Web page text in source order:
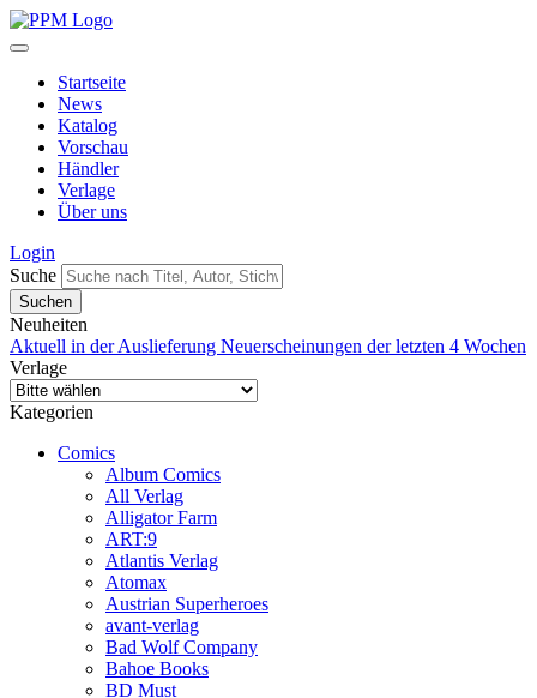
Startseite
News
Katalog
Vorschau
Händler
Verlage
Über uns
Login
Suche
Neuheiten
Aktuell in der Auslieferung Neuerscheinungen der letzten 4 Wochen
Verlage
Kategorien
Comics
Album Comics
All Verlag
Alligator Farm
ART:9
Atlantis Verlag
Atomax
Austrian Superheroes
avant-verlag
Bad Wolf Company
Bahoe Books
BD Must